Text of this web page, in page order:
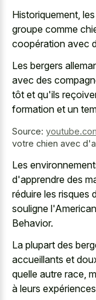
Historiquement,
groupe comme
coopération avec
Les bergers
avec des
tôt et qu'ils
formation et un
Source:
votre chien avec
Les
d'apprendre des
réduire les risques
souligne
Behavior.
La plupart des
accueillants et
quelle autre race,
à leurs